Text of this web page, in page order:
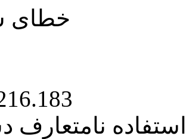
خطای